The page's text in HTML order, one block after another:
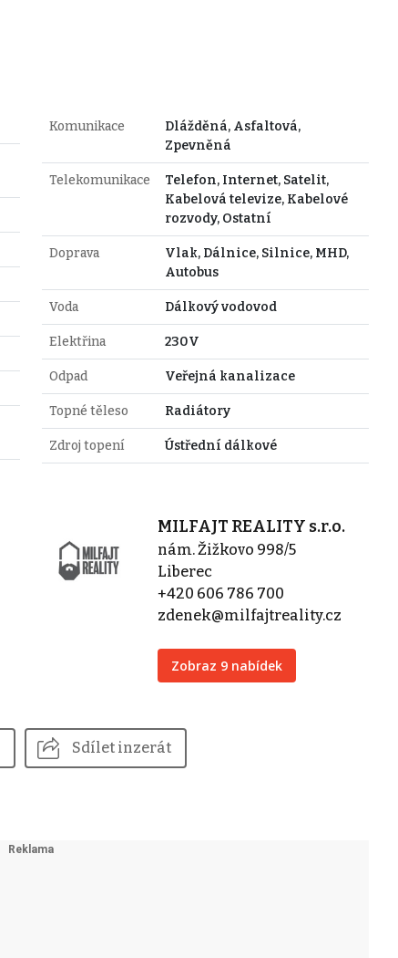
Komunikace
Dlážděná, Asfaltová,
Zpevněná
Telekomunikace
Telefon, Internet, Satelit,
Kabelová televize, Kabelové
rozvody, Ostatní
Doprava
Vlak, Dálnice, Silnice, MHD,
Autobus
Voda Dálkový vodovod
Elektřina 230V
Odpad Veřejná kanalizace
Topné těleso Radiátory
Zdroj topení Ústřední dálkové
MILFAJT REALITY s.r.o.
nám. Žižkovo 998/5
Liberec
+420 606 786 700
zdenek@milfajtreality.cz
Zobraz 9 nabídek
Sdílet inzerát